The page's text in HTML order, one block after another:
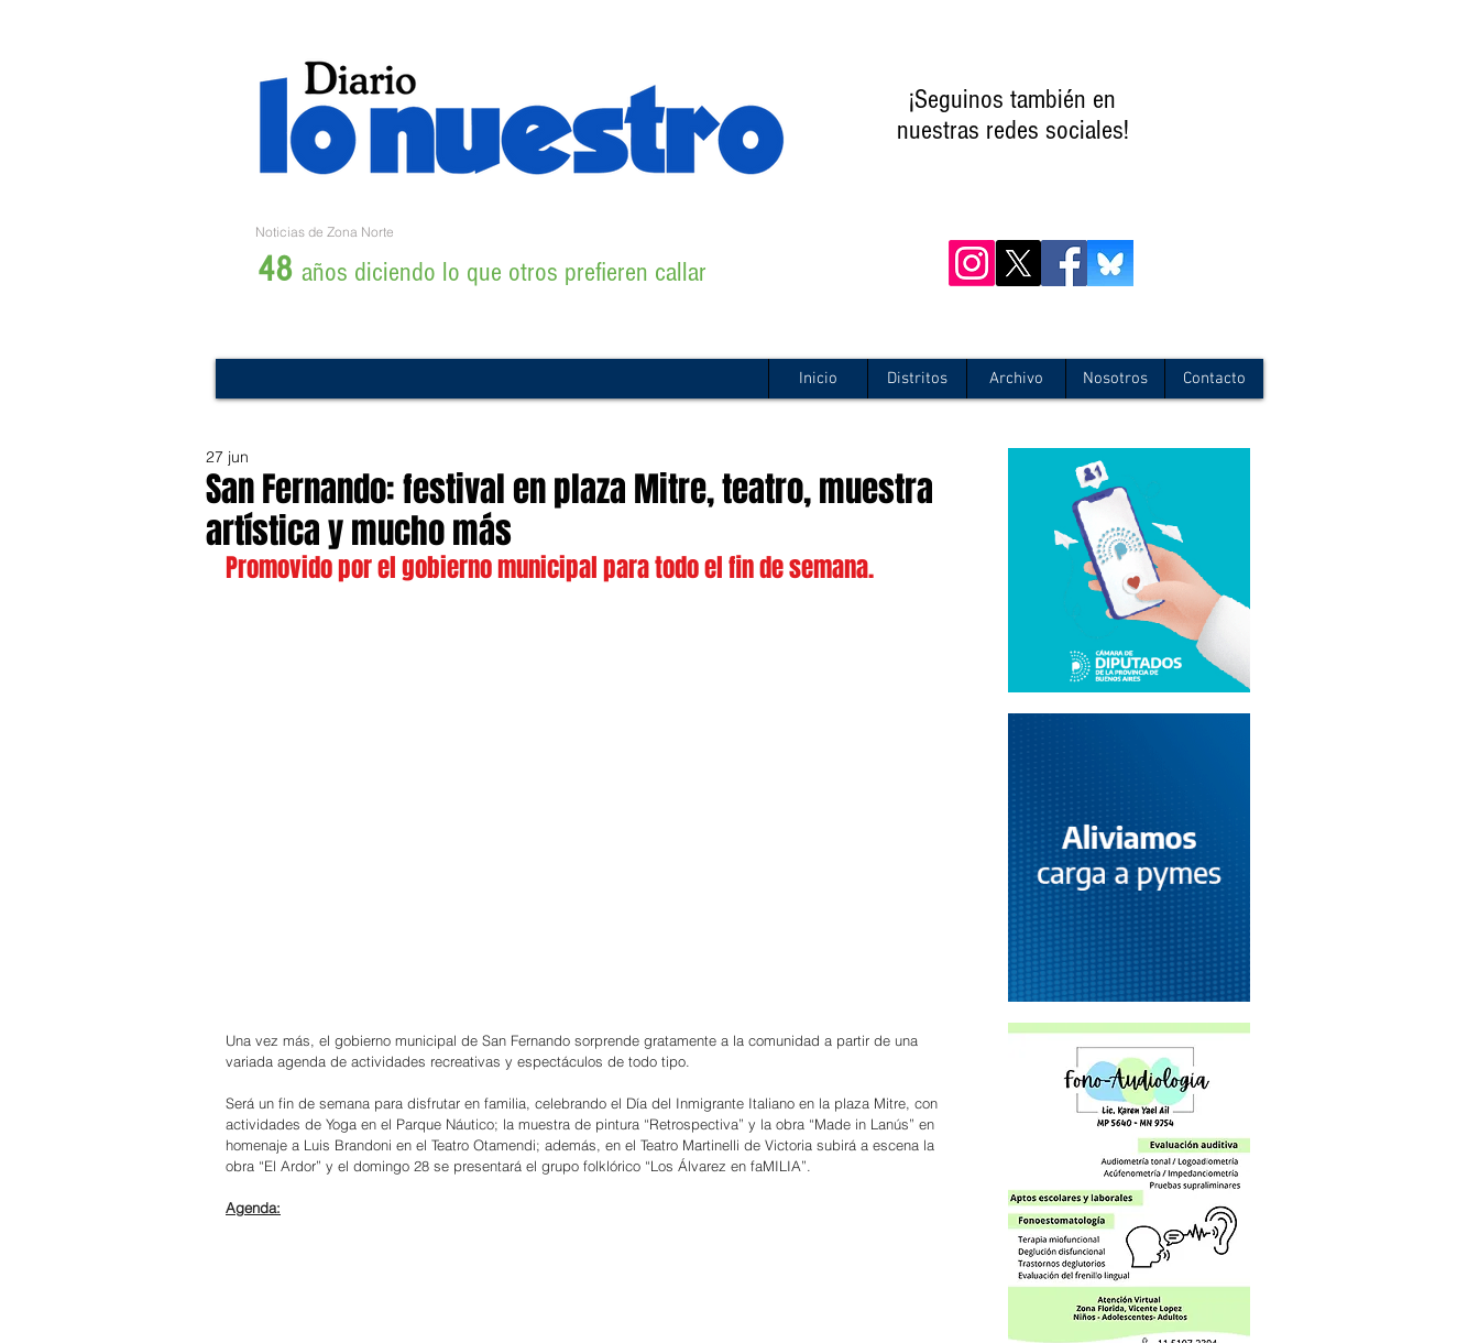
¡Seguinos también en
nuestras redes sociales!
Noticias de Zona Norte
48 años diciendo lo que otros prefieren callar
Inicio Distritos Archivo Nosotros Contacto
San Fernando: festival en plaza Mitre, teatro, muestra
artística y mucho más
27 jun
Promovido por el gobierno municipal para todo el fin de semana.
Una vez más, el gobierno municipal de San Fernando sorprende gratamente a la comunidad a partir de una
variada agenda de actividades recreativas y espectáculos de todo tipo.
Será un fin de semana para disfrutar en familia, celebrando el Día del Inmigrante Italiano en la plaza Mitre, con
actividades de Yoga en el Parque Náutico; la muestra de pintura “Retrospectiva” y la obra “Made in Lanús” en
homenaje a Luis Brandoni en el Teatro Otamendi; además, en el Teatro Martinelli de Victoria subirá a escena la
obra “El Ardor” y el domingo 28 se presentará el grupo folklórico “Los Álvarez en faMILIA”.
Agenda: